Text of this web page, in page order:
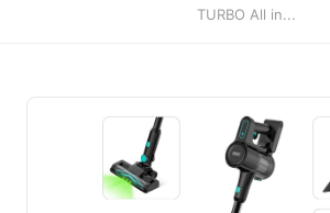
TURBO All in...